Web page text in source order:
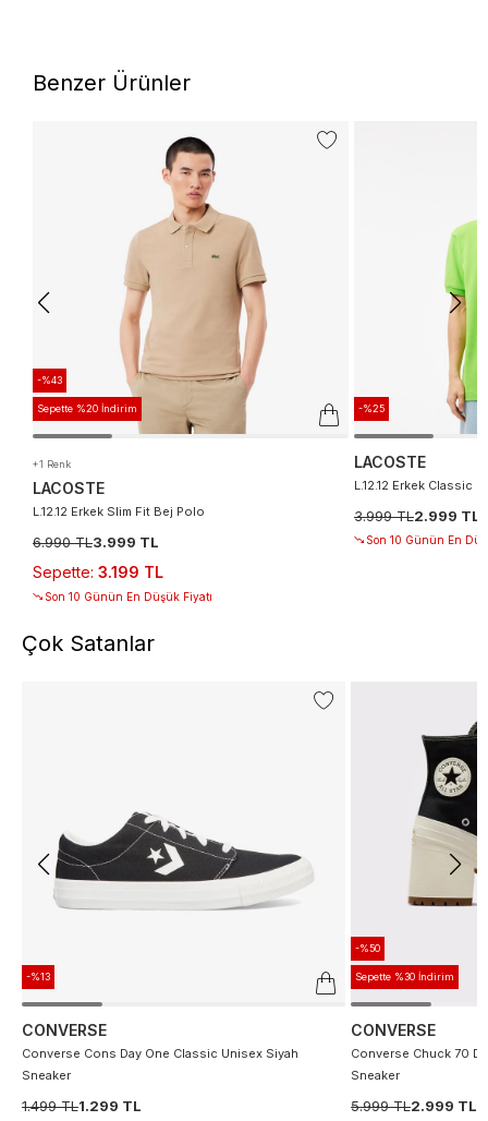
Benzer Ürünler
-%43
Sepette %20 İndirim
+1 Renk
LACOSTE
L.12.12 Erkek Slim Fit Bej Polo
6.990 TL3.999 TL
Sepette: 3.199 TL
Son 10 Günün En Düşük Fiyatı
-%25
LACOSTE
L.12.12 Erkek Classic
3.999 TL2.999 TL
Son 10 Günün En
Çok Satanlar
-%13
CONVERSE
Converse Cons Day One Classic Unisex Siyah
Sneaker
1.499 TL1.299 TL
-%50
Sepette %30 İndirim
CONVERSE
Converse Chuck 70
Sneaker
5.999 TL2.999 TL